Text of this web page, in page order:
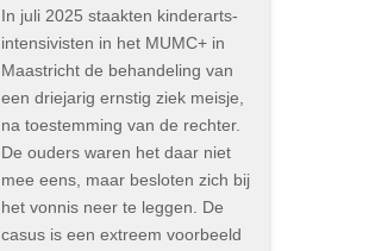
In juli 2025 staakten kinderarts-
intensivisten in het MUMC+ in
Maastricht de behandeling van
een driejarig ernstig ziek meisje,
na toestemming van de rechter.
De ouders waren het daar niet
mee eens, maar besloten zich bij
het vonnis neer te leggen. De
casus is een extreem voorbeeld